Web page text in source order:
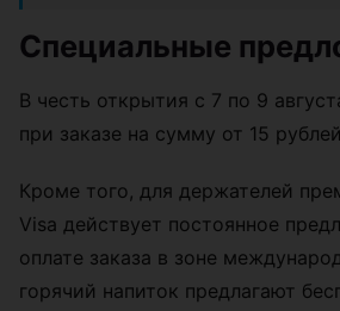
Специальные
В честь открытия с 7 по 9
при заказе на сумму от 15
Кроме того, для держателей
Visa действует постоянное
оплате заказа в зоне
горячий напиток предлагают